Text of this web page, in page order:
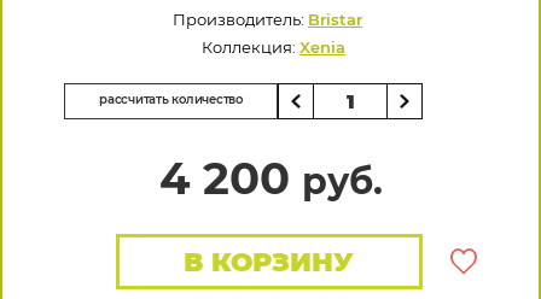
Производитель: Bristar
Коллекция: Xenia
рассчитать количество
4 200 руб.
В КОРЗИНУ